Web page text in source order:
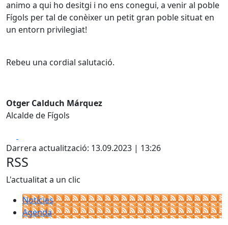
animo a qui ho desitgi i no ens conegui, a venir al poble
Fígols per tal de conèixer un petit gran poble situat en
un entorn privilegiat!
Rebeu una cordial salutació.
Otger Calduch Márquez
Alcalde de Fígols
Darrera actualització: 13.09.2023 | 13:26
RSS
L'actualitat a un clic
Notícies
Agenda